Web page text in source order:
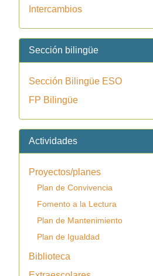
Intercambios
Sección bilingüe
Sección Bilingüe ESO
FP Bilingüe
Actividades
Proyectos/planes
Plan de Convivencia
Fomento a la Lectura
Plan de Mantenimiento
Plan de Igualdad
Biblioteca